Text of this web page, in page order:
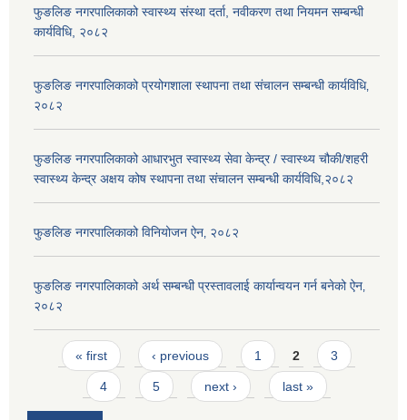
फुङलिङ नगरपालिकाको स्वास्थ्य संस्था दर्ता, नवीकरण तथा नियमन सम्बन्धी
कार्यविधि, २०८२
फुङलिङ नगरपालिकाको प्रयोगशाला स्थापना तथा संचालन सम्बन्धी कार्यविधि‚
२०८२
फुङलिङ नगरपालिकाको आधारभुत स्वास्थ्य सेवा केन्द्र / स्वास्थ्य चौकी/शहरी
स्वास्थ्य केन्द्र अक्षय कोष स्थापना तथा संचालन सम्बन्धी कार्यविधि,२०८२
फुङलिङ नगरपालिकाको विनियोजन ऐन‚ २०८२
फुङलिङ नगरपालिकाको अर्थ सम्बन्धी प्रस्तावलाई कार्यान्वयन गर्न बनेको ऐन‚
२०८२
Pages
« first ‹ previous 1 2 3
4 5 next › last »